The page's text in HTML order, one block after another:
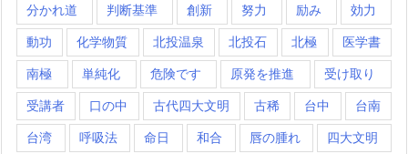
分かれ道 判断基準 創新 努力 励み 効力
動功 化学物質 北投温泉 北投石 北極 医学書
南極 単純化 危険です 原発を推進 受け取り
受講者 口の中 古代四大文明 古稀 台中 台南
台湾 呼吸法 命日 和合 唇の腫れ 四大文明